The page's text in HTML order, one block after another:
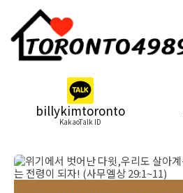
billykimtoronto
KakaoTalk ID